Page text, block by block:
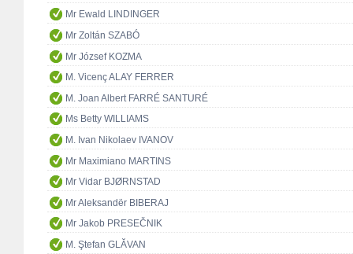
Mr Ewald LINDINGER
Mr Zoltán SZABÓ
Mr József KOZMA
M. Vicenç ALAY FERRER
M. Joan Albert FARRÉ SANTURÉ
Ms Betty WILLIAMS
M. Ivan Nikolaev IVANOV
Mr Maximiano MARTINS
Mr Vidar BJØRNSTAD
Mr Aleksandër BIBERAJ
Mr Jakob PRESEČNIK
M. Ştefan GLĂVAN